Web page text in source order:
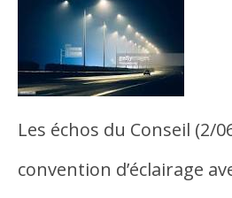
Les échos du Conseil (2/
convention d’éclairage